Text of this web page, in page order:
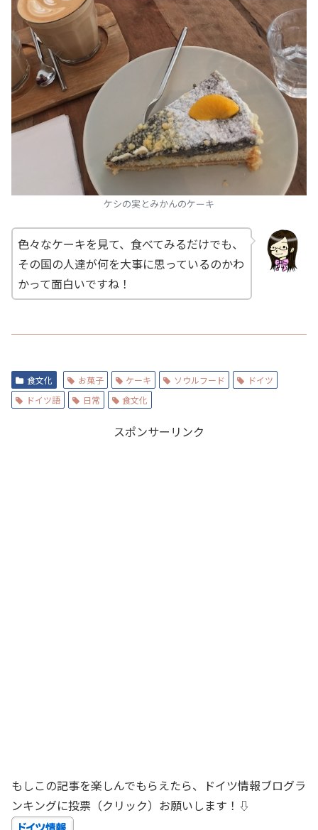
ケシの実とみかんのケーキ
色々なケーキを見て、食べてみるだけでも、
その国の人達が何を大事に思っているのかわ
かって面白いですね！
食文化 お菓子 ケーキ ソウルフード
ドイツ
ドイツ語
日常 食文化
スポンサーリンク
もしこの記事を楽しんでもらえたら、ドイツ情報ブログラ
ンキングに投票（クリック）お願いします！⇩